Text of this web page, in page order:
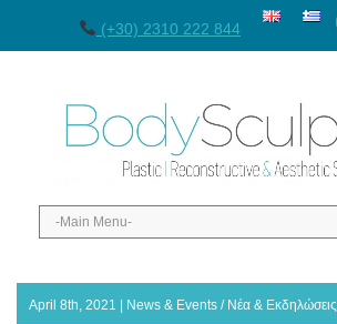
(+30) 2310 222 844
April 8th, 2021 | News & Events / Νέα & Εκδηλώσεις